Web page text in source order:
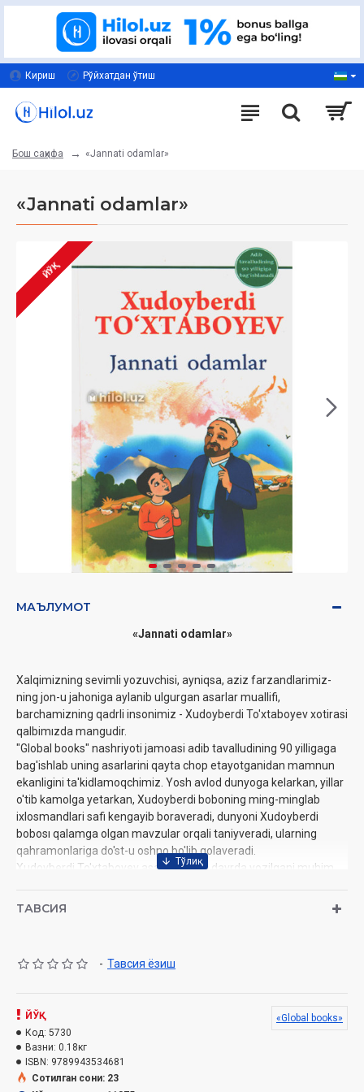
Кириш Рўйхатдан ўтиш
Бош саҳифа «Jannati odamlar»
«Jannati odamlar»
ЙЎҚ
МАЪЛУМОТ
«Jannati odamlar»
Xalqimizning sevimli yozuvchisi, ayniqsa, aziz farzandlarimiz-
ning jon-u jahoniga aylanib ulgurgan asarlar muallifi,
barchamizning qadrli insonimiz - Xudoyberdi To'xtaboyev xotirasi
qalbimızda mangudir.
"Global books" nashriyoti jamoasi adib tavalludining 90 yilligaga
bag'ishlab uning asarlarini qayta chop etayotganidan mamnun
ekanligini ta'kidlamoqchimiz. Yosh avlod dunyoga kelarkan, yillar
o'tib kamolga yetarkan, Xudoyberdi boboning ming-minglab
ixlosmandlari safi kengayib boraveradi, dunyoni Xudoyberdi
bobosı qalamga olgan mavzular orqali taniyveradi, ularning
qahramonlariga do'st-u oshno bo'lib qolaveradi.
Xudoyberdi To'xtaboyev asarlari qaysi davrda yozilgani muhim
bobolarimiz, otalarimiz, o'zimiz o'qidik va bizdan so'ng
Muallif: Xudoyberdi To'xtaboyev
Hajmi:
ISBN: 978-9943-5346-8-1
O'lchami:84х108 1/32
Muqovasi:yumshoq
ТАВСИЯ
- Тавсия ёзиш
ЙЎҚ
Код: 5730
Вазни: 0.18кг
ISBN: 9789943534681
«Global books»
Сотилган сони: 23